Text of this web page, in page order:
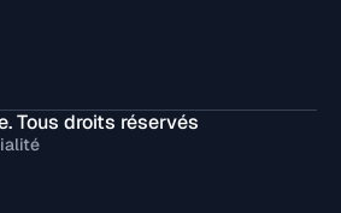
Tous droits réservés